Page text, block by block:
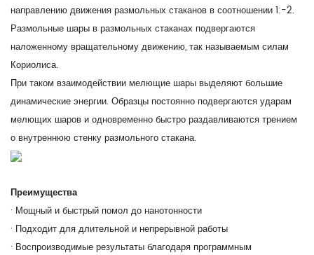
направлению движения размольных стаканов в соотношении 1:-2.
Размольные шары в размольных стаканах подвергаются
наложенному вращательному движению, так называемым силам
Кориолиса.
При таком взаимодействии мелющие шары выделяют большие
динамические энергии. Образцы постоянно подвергаются ударам
мелющих шаров и одновременно быстро раздавливаются трением
о внутреннюю стенку размольного стакана.
Преимущества
· Мощный и быстрый помол до нанотонности
· Подходит для длительной и непрерывной работы
· Воспроизводимые результаты благодаря программным